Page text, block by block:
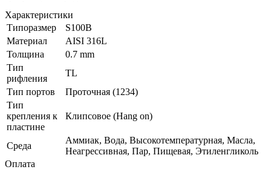
Характеристики
Типоразмер
S100B
Материал
AISI 316L
Толщина
0.7 mm
Тип
рифления
ТL
Тип портов
Проточная (1234)
Тип
крепления к
пластине
Клипсовое (Hang on)
Среда
Аммиак, Вода, Высокотемпературная, Масла,
Неагрессивная, Пар, Пищевая, Этиленгликоль
Оплата